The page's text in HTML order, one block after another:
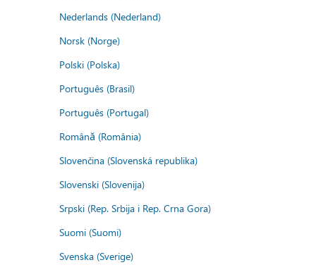
Nederlands (Nederland)
Norsk (Norge)
Polski (Polska)
Português (Brasil)
Português (Portugal)
Română (România)
Slovenčina (Slovenská republika)
Slovenski (Slovenija)
Srpski (Rep. Srbija i Rep. Crna Gora)
Suomi (Suomi)
Svenska (Sverige)